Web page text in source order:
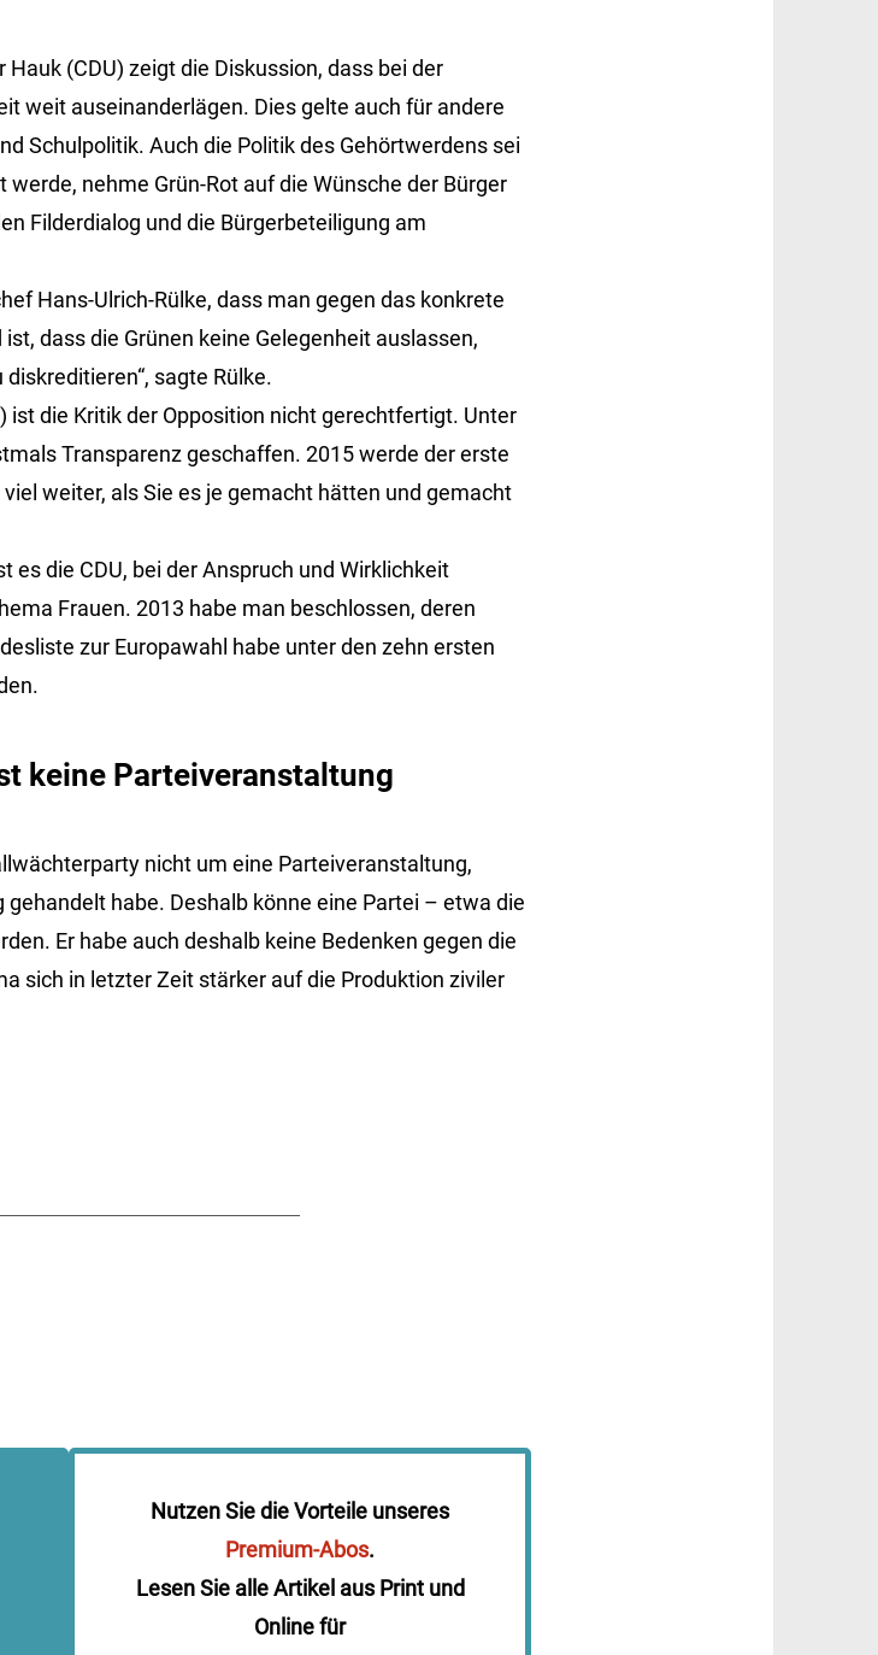
(CDU) zeigt die Diskussion, dass bei der
weit auseinanderlägen. Dies gelte auch für andere
Schulpolitik. Auch die Politik des Gehörtwerdens sei
nehme Grün-Rot auf die Wünsche der Bürger
Filderdialog und die Bürgerbeteiligung am
Hans-Ulrich-Rülke, dass man gegen das konkrete
dass die Grünen keine Gelegenheit auslassen,
sagte Rülke.
ist die Kritik der Opposition nicht gerechtfertigt. Unter
Transparenz geschaffen. 2015 werde der erste
weiter, als Sie es je gemacht hätten und gemacht
es die CDU, bei der Anspruch und Wirklichkeit
Frauen. 2013 habe man beschlossen, deren
zur Europawahl habe unter den zehn ersten
keine Parteiveranstaltung
nicht um eine Parteiveranstaltung,
habe. Deshalb könne eine Partei – etwa die
Er habe auch deshalb keine Bedenken gegen die
sich in letzter Zeit stärker auf die Produktion ziviler
Nutzen Sie die Vorteile unseres
Premium-Abos.
Lesen Sie alle Artikel aus Print und
Online für